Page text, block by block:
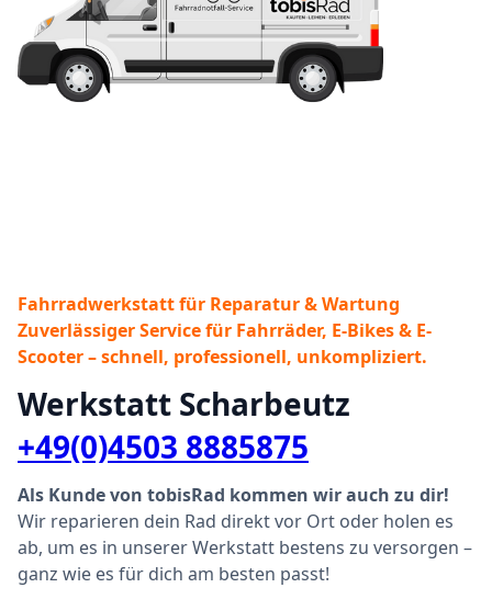
Fahrradwerkstatt für Reparatur & Wartung
Zuverlässiger Service für Fahrräder, E-Bikes & E-
Scooter – schnell, professionell, unkompliziert.
Werkstatt Scharbeutz
+49(0)4503 8885875
Als Kunde von tobisRad kommen wir auch zu dir!
Wir reparieren dein Rad direkt vor Ort oder holen es
ab, um es in unserer Werkstatt bestens zu versorgen –
ganz wie es für dich am besten passt!